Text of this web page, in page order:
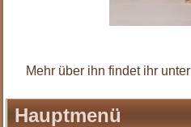
Mehr über ihn findet ihr unter
Hauptmenü